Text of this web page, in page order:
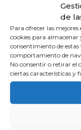
de
Para ofrecer las
cookies para almacenar
consentimiento de
comportamiento de
No consentir o retirar el
ciertas características y
Con
estar en buenas
de una gestión
e intereses.
Al tomar